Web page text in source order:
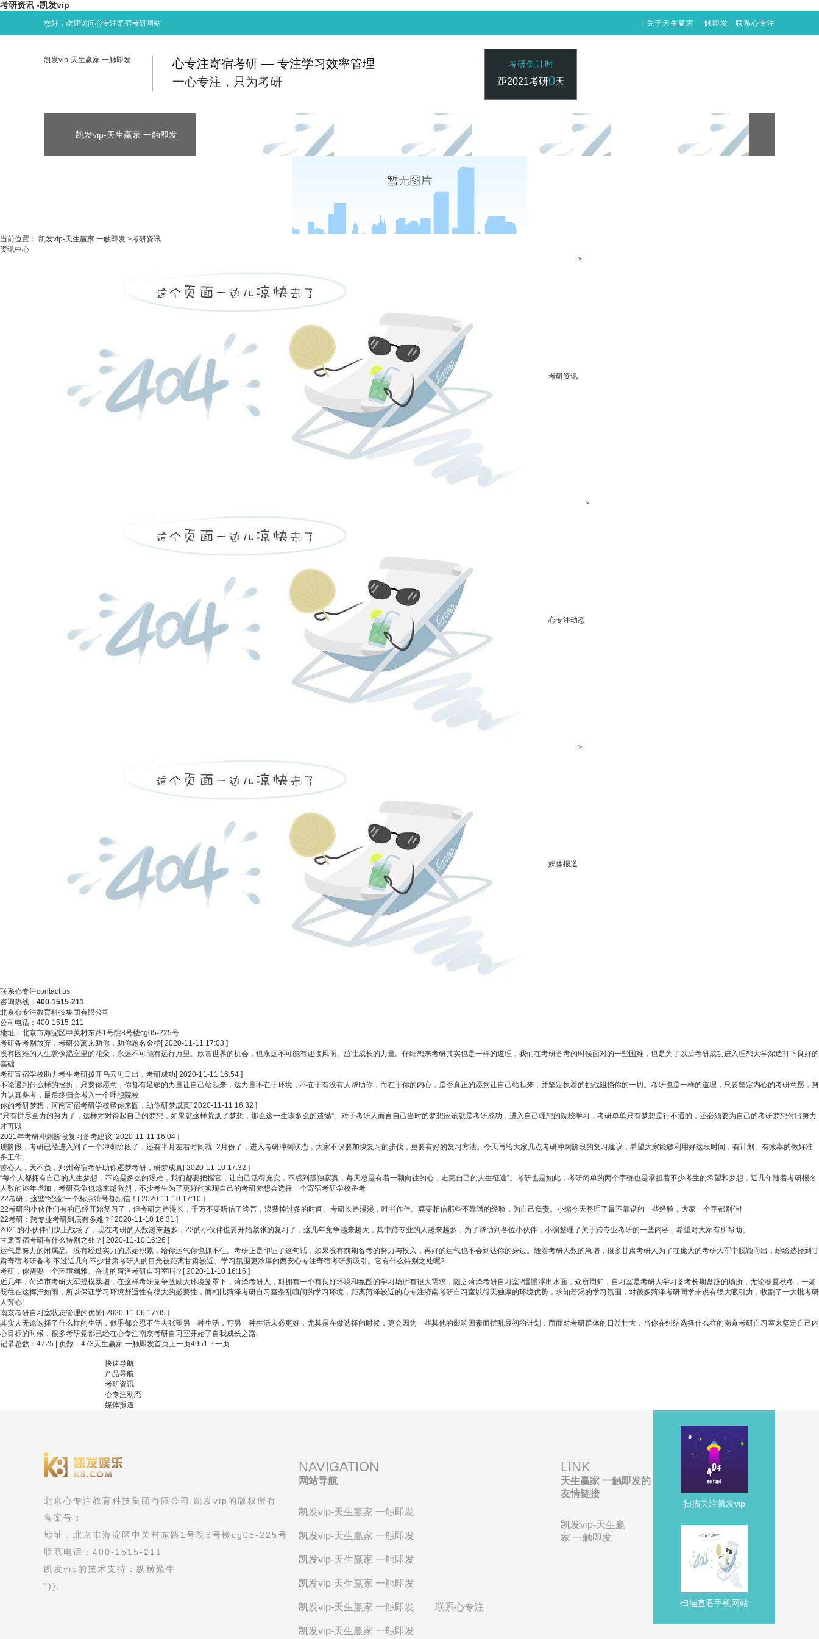
考研资讯 -凯发vip
您好，欢迎访问心专注寄宿考研网站 关于天生赢家 一触即发 联系心专注
凯发vip-天生赢家 一触即发
心专注寄宿考研 — 专注学习效率管理
一心专注，只为考研
考研倒计时
距2021考研0天
24小时咨询电话：
400-1515-211
凯发vip-天生赢家 一触即发 凯发vip-天生赢家 一触即发 凯发vip-天生赢家 一触即发 凯发vip-天生赢家 一触即发 凯发vip-天生赢家 一触即发
当前位置： 凯发vip-天生赢家 一触即发 >考研资讯
资讯中心
考研资讯
>
心专注动态
>
媒体报道
>
联系心专注contact us
咨询热线： 400-1515-211
北京心专注教育科技集团有限公司
公司电话：400-1515-211
地址：北京市海淀区中关村东路1号院8号楼cg05-225号
考研备考别放弃，考研公寓来助你，助你题名金榜[ 2020-11-11 17:03 ]
没有困难的人生就像温室里的花朵，永远不可能有远行万里、欣赏世界的机会，也永远不可能有迎接风雨、茁壮成长的力量。仔细想来考研其实也是一样的道理，我们在考研备考的时候面对的一些困难，也是为了以后考研成功进入理想大学深造打下良好的
基础
考研寄宿学校助力考生考研拨开乌云见日出，考研成功 [ 2020-11-11 16:54 ]
不论遇到什么样的挫折，只要你愿意，你都有足够的力量让自己站起来，这力量不在于环境，不在于有没有人帮助你，而在于你的内心，是否真正的愿意让自己站起来，并坚定执着的挑战阻挡你的一切。考研也是一样的道理，只要坚定内心的考研意愿，努
力认真备考，最后终归会考入一个理想院校
你的考研梦想，河南寄宿考研学校帮你来圆，助你研梦成真[ 2020-11-11 16:32 ]
“只有拼尽全力的努力了，这样才对得起自己的梦想，如果就这样荒废了梦想，那么这一生该多么的遗憾”。对于考研人而言自己当时的梦想应该就是考研成功，进入自己理想的院校学习，考研单单只有梦想是行不通的，还必须要为自己的考研梦想付出努力
才可以
2021年考研冲刺阶段复习备考建议 [ 2020-11-11 16:04 ]
现阶段，考研已经进入到了一个冲刺阶段了，还有半月左右时间就12月份了，进入考研冲刺状态，大家不仅要加快复习的步伐，更要有好的复习方法。今天再给大家几点考研冲刺阶段的复习建议，希望大家能够利用好这段时间，有计划、有效率的做好准
备工作。
苦心人，天不负，郑州寄宿考研助你逐梦考研，研梦成真[ 2020-11-10 17:32 ]
“每个人都拥有自己的人生梦想，不论是多么的艰难，我们都要把握它，让自己活得充实，不感到孤独寂寞，每天总是有着一颗向往的心，走完自己的人生征途”。考研也是如此，考研简单的两个字确也是承担着不少考生的希望和梦想，近几年随着考研报名
人数的逐年增加，考研竞争也越来越激烈，不少考生为了更好的实现自己的考研梦想会选择一个寄宿考研学校备考
22考研：这些“经验”一个标点符号都别信！ [ 2020-11-10 17:10 ]
22考研的小伙伴们有的已经开始复习了，但考研之路漫长，千万不要听信了谗言，浪费掉过多的时间。考研长路漫漫，唯书作伴。莫要相信那些不靠谱的经验，为自己负责。小编今天整理了最不靠谱的一些经验，大家一个字都别信!
22考研：跨专业考研到底有多难？ [ 2020-11-10 16:31 ]
2021的小伙伴们快上战场了，现在考研的人数越来越多，22的小伙伴也要开始紧张的复习了，这几年竞争越来越大，其中跨专业的人越来越多，为了帮助到各位小伙伴，小编整理了关于跨专业考研的一些内容，希望对大家有所帮助。
甘肃寄宿考研有什么特别之处？ [ 2020-11-10 16:26 ]
运气是努力的附属品。没有经过实力的原始积累，给你运气你也抓不住。考研正是印证了这句话，如果没有前期备考的努力与投入，再好的运气也不会到达你的身边。随着考研人数的急增，很多甘肃考研人为了在庞大的考研大军中脱颖而出，纷纷选择到甘
肃寄宿考研备考;不过近几年不少甘肃考研人的目光被距离甘肃较近、学习氛围更浓厚的西安心专注寄宿考研所吸引。它有什么特别之处呢?
考研，你需要一个环境幽雅、奋进的菏泽考研自习室吗？ [ 2020-11-10 16:16 ]
近几年，菏泽市考研大军规模暴增，在这样考研竞争激励大环境笼罩下，菏泽考研人，对拥有一个有良好环境和氛围的学习场所有很大需求，随之菏泽考研自习室?慢慢浮出水面，众所周知，自习室是考研人学习备考长期盘踞的场所，无论春夏秋冬，一如
既往在这挥汗如雨，所以保证学习环境舒适性有很大的必要性，而相比菏泽考研自习室杂乱喧闹的学习环境，距离菏泽较近的心专注济南考研自习室以得天独厚的环境优势，求知若渴的学习氛围，对很多菏泽考研同学来说有很大吸引力，收割了一大批考研
人芳心!
南京考研自习室状态管理的优势[ 2020-11-06 17:05 ]
其实人无论选择了什么样的生活，似乎都会忍不住去张望另一种生活，可另一种生活未必更好，尤其是在做选择的时候，更会因为一些其他的影响因素而扰乱最初的计划，而面对考研群体的日益壮大，当你在纠结选择什么样的南京考研自习室来坚定自己内
心目标的时候，很多考研党都已经在心专注南京考研自习室开始了自我成长之路。
记录总数：4725 | 页数：473天生赢家 一触即发首页上一页4951下一页
快速导航
产品导航
考研资讯
心专注动态
媒体报道
北京心专注教育科技集团有限公司 凯发vip的版权所有
备案号：
地址：北京市海淀区中关村东路1号院8号楼cg05-225号
联系电话：400-1515-211
凯发vip的技术支持：纵横聚牛
"));
NAVIGATION
网站导航
凯发vip-天生赢家 一触即发
凯发vip-天生赢家 一触即发
凯发vip-天生赢家 一触即发
凯发vip-天生赢家 一触即发
凯发vip-天生赢家 一触即发
凯发vip-天生赢家 一触即发
联系心专注
LINK
天生赢家 一触即发的
友情链接
凯发vip-天生赢
家 一触即发
扫描关注凯发vip
扫描查看手机网站